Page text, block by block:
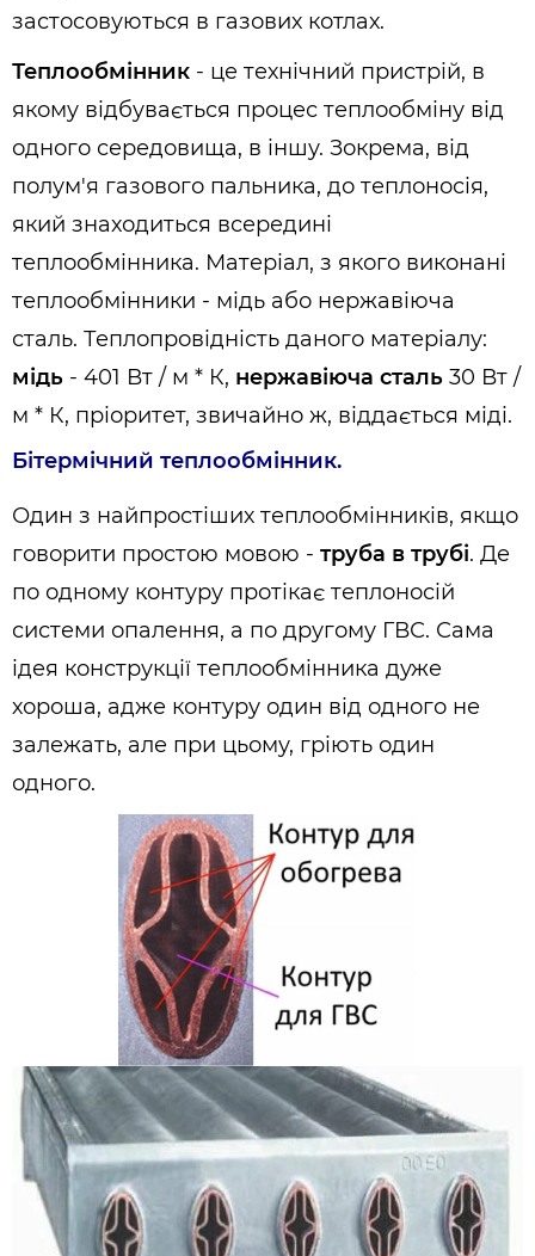
застосовуються в газових котлах.
Теплообмінник - це технічний пристрій, в
якому відбувається процес теплообміну від
одного середовища, в іншу. Зокрема, від
полум'я газового пальника, до теплоносія,
який знаходиться всередині
теплообмінника. Матеріал, з якого виконані
теплообмінники - мідь або нержавіюча
сталь. Теплопровідність даного матеріалу:
мідь - 401 Вт / м * К, нержавіюча сталь 30 Вт /
м * К, пріоритет, звичайно ж, віддається міді.
Бітермічний теплообмінник.
Один з найпростіших теплообмінників, якщо
говорити простою мовою - труба в трубі. Де
по одному контуру протікає теплоносій
системи опалення, а по другому ГВС. Сама
ідея конструкції теплообмінника дуже
хороша, адже контуру один від одного не
залежать, але при цьому, гріють один
одного.